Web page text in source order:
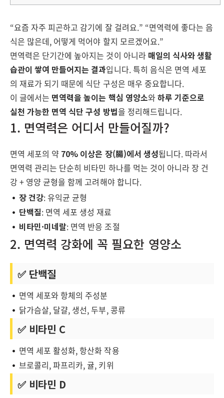
“요즘 자주 피곤하고 감기에 잘 걸려요.” “면역력에 좋다는 음
식은 많은데, 어떻게 먹어야 할지 모르겠어요.”
면역력은 단기간에 높아지는 것이 아니라 매일의 식사와 생활
습관이 쌓여 만들어지는 결과입니다. 특히 음식은 면역 세포
의 재료가 되기 때문에 식단 구성은 매우 중요합니다.
이 글에서는 면역력을 높이는 핵심 영양소와하루 기준으로
실천 가능한 면역 식단 구성 방법을 정리해드립니다.
1. 면역력은 어디서 만들어질까?
면역 세포의 약 70% 이상은 장(腸)에서 생성됩니다. 따라서
면역력 관리는 단순히 비타민 하나를 먹는 것이 아니라 장 건
강 + 영양 균형을 함께 고려해야 합니다.
장 건강: 유익균 균형
단백질: 면역 세포 생성 재료
비타민·미네랄: 면역 반응 조절
2. 면역력 강화에 꼭 필요한 영양소
✅ 단백질
면역 세포와 항체의 주성분
닭가슴살, 달걀, 생선, 두부, 콩류
✅ 비타민 C
면역 세포 활성화, 항산화 작용
브로콜리, 파프리카, 귤, 키위
✅ 비타민 D